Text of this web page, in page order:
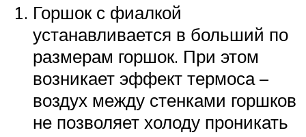
Горшок с фиалкой
устанавливается в больший по
размерам горшок. При этом
возникает эффект термоса –
воздух между стенками горшков
не позволяет холоду проникать